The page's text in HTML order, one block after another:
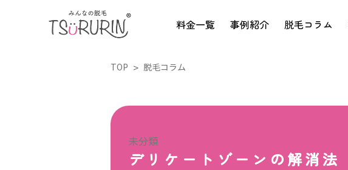
料金一覧 事例紹介 脱毛コラム
TOP 脱毛コラム
未分類
デリケートゾーンの解消法